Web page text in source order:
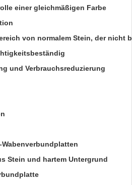
einer gleichmäßigen Farbe
von normalem Stein, der nicht
und Verbrauchsreduzierung
Stein und hartem Untergrund